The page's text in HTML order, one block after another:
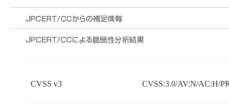
CVSS v3 CVSS:3.0/AV:N/AC:H/